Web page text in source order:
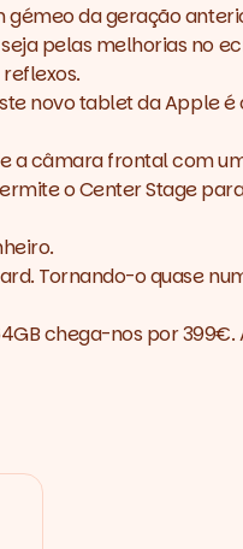
gémeo da geração
pelas melhorias no
novo tablet da Apple é
a câmara frontal com
o Center Stage
Tornando-o quase
chega-nos por